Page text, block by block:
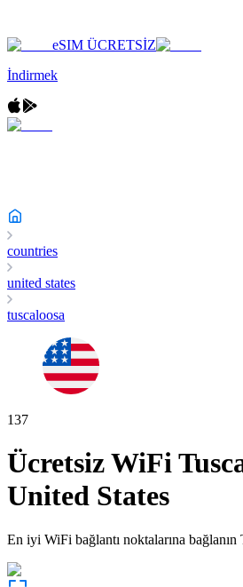
eSIM ÜCRETSİZ
İndirmek
countries
united states
tuscaloosa
137
Ücretsiz WiFi
United States
En iyi WiFi bağlantı noktalarına bağlanın